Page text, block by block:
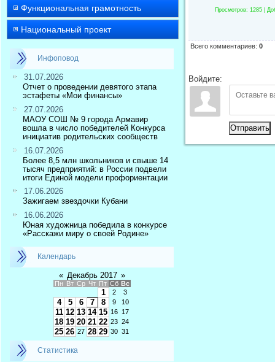
Функциональная грамотность
Национальный проект
Инфоповод
31.07.2026
Отчет о проведении девятого этапа
эстафеты «Мои финансы»
27.07.2026
МАОУ СОШ № 9 города Армавир
вошла в число победителей Конкурса
инициатив родительских сообществ
16.07.2026
Более 8,5 млн школьников и свыше 14
тысяч предприятий: в России подвели
итоги Единой модели профориентации
17.06.2026
Зажигаем звездочки Кубани
16.06.2026
Юная художница победила в конкурсе
«Расскажи миру о своей Родине»
Календарь
« Декабрь 2017 »
Пн Вт Ср Чт Пт Сб Вс
1 2 3
4 5 6 7 8 9 10
11 12 13 14 15 16 17
18 19 20 21 22 23 24
25 26 27 28 29 30 31
Статистика
Просмотров: 1285 |
Всего комментариев: 0
Войдите:
Отправить